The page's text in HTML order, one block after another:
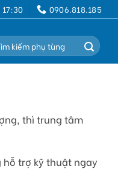
0906.818.185
thì trung tâm
hỗ trợ kỹ thuật ngay